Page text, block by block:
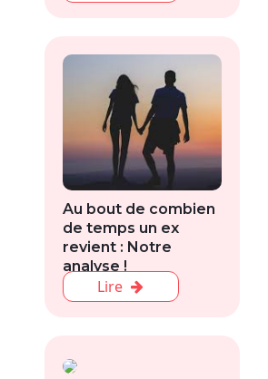
Au bout de combien
de temps un ex
revient : Notre
analyse !
Lire